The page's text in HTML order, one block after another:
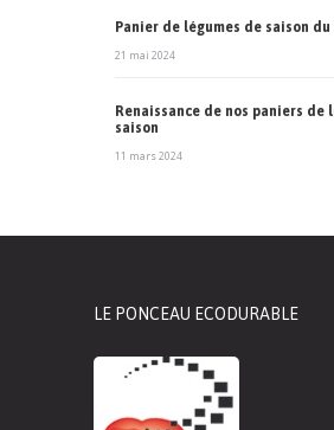
Panier de légumes de saison du
21 mai 2024
Renaissance de nos paniers de
saison
11 mars 2024
LE PONCEAU ECODURABLE